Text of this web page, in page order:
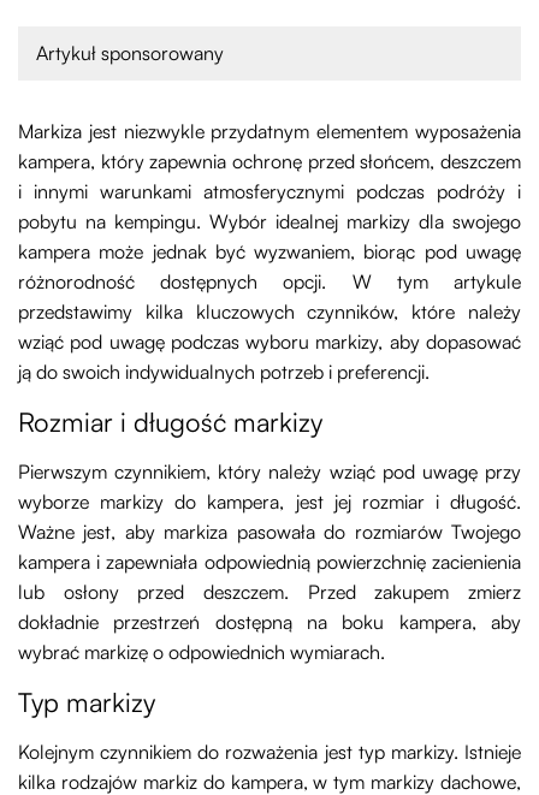
Artykuł sponsorowany
Markiza jest niezwykle przydatnym elementem wyposażenia
kampera, który zapewnia ochronę przed słońcem, deszczem
i innymi warunkami atmosferycznymi podczas podróży i
pobytu na kempingu. Wybór idealnej markizy dla swojego
kampera może jednak być wyzwaniem, biorąc pod uwagę
różnorodność dostępnych opcji. W tym artykule
przedstawimy kilka kluczowych czynników, które należy
wziąć pod uwagę podczas wyboru markizy, aby dopasować
ją do swoich indywidualnych potrzeb i preferencji.
Rozmiar i długość markizy
Pierwszym czynnikiem, który należy wziąć pod uwagę przy
wyborze markizy do kampera, jest jej rozmiar i długość.
Ważne jest, aby markiza pasowała do rozmiarów Twojego
kampera i zapewniała odpowiednią powierzchnię zacienienia
lub osłony przed deszczem. Przed zakupem zmierz
dokładnie przestrzeń dostępną na boku kampera, aby
wybrać markizę o odpowiednich wymiarach.
Typ markizy
Kolejnym czynnikiem do rozważenia jest typ markizy. Istnieje
kilka rodzajów markiz do kampera, w tym markizy dachowe,